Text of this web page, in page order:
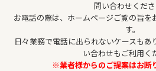
問い合わせくださ
お電話の際は、ホームページご覧の旨を
す。
日々業務で電話に出られないケースも
い合わせもご利用く
※業者様からのご提案はお断